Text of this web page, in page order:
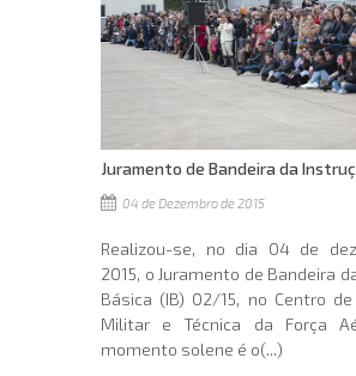
Juramento de Bandeira da
04 de Dezembro de 2015
Realizou-se, no dia 04 de
2015, o Juramento de Bandeira
Básica (IB) 02/15, no Centro de
Militar e Técnica da Força
momento solene é o(...)